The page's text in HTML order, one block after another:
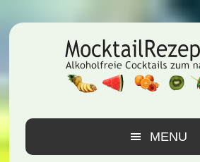
Hauptnavigation
Inhalt
Seitenspalte
MENU